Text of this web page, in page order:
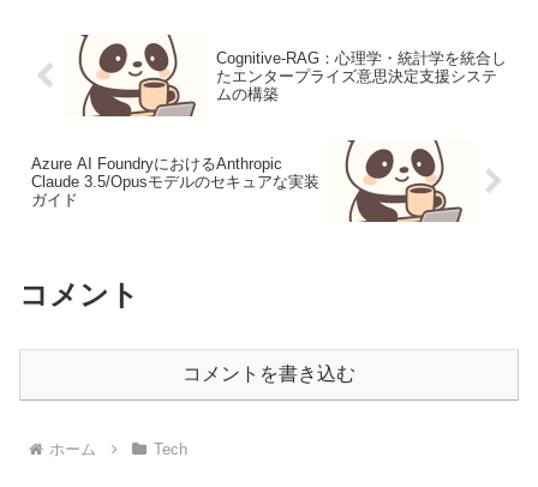
Cognitive-RAG：心理学・統計学を統合し
たエンタープライズ意思決定支援システ
ムの構築
Azure AI FoundryにおけるAnthropic
Claude 3.5/Opusモデルのセキュアな実装
ガイド
コメント
コメントを書き込む
ホーム Tech